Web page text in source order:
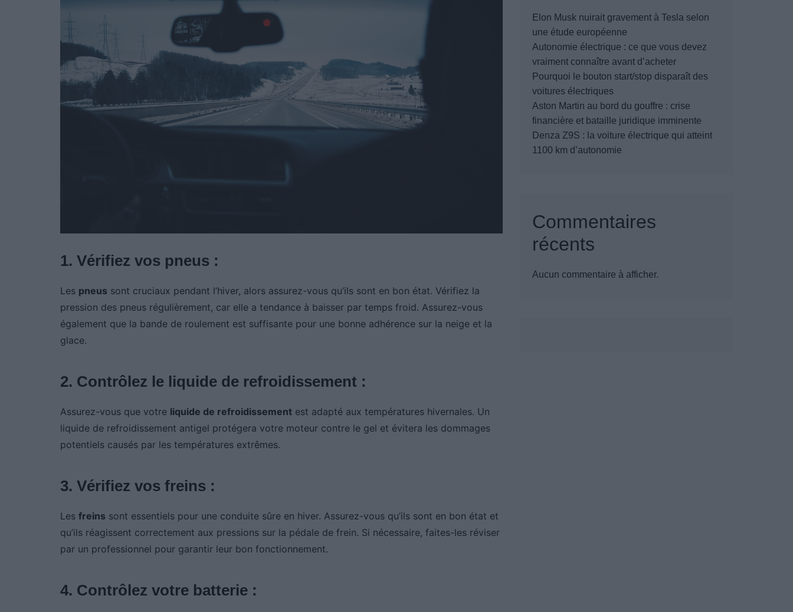
1. Vérifiez vos pneus :
Les pneus sont cruciaux pendant l’hiver, alors assurez-vous qu’ils sont en bon état. Vérifiez la
pression des pneus régulièrement, car elle a tendance à baisser par temps froid. Assurez-vous
également que la bande de roulement est suffisante pour une bonne adhérence sur la neige et la
glace.
2. Contrôlez le liquide de refroidissement :
Assurez-vous que votre liquide de refroidissement est adapté aux températures hivernales. Un
liquide de refroidissement antigel protégera votre moteur contre le gel et évitera les dommages
potentiels causés par les températures extrêmes.
3. Vérifiez vos freins :
Les freins sont essentiels pour une conduite sûre en hiver. Assurez-vous qu’ils sont en bon état et
qu’ils réagissent correctement aux pressions sur la pédale de frein. Si nécessaire, faites-les réviser
par un professionnel pour garantir leur bon fonctionnement.
4. Contrôlez votre batterie :
Elon Musk nuirait gravement à Tesla selon
une étude européenne
Autonomie électrique : ce que vous devez
vraiment connaître avant d’acheter
Pourquoi le bouton start/stop disparaît des
voitures électriques
Aston Martin au bord du gouffre : crise
financière et bataille juridique imminente
Denza Z9S : la voiture électrique qui atteint
1100 km d’autonomie
Commentaires
récents
Aucun commentaire à afficher.